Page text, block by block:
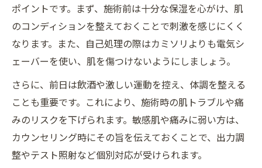
ポイントです。まず、施術前は十分な保湿を心がけ、肌
のコンディションを整えておくことで刺激を感じにくく
なります。また、自己処理の際はカミソリよりも電気シ
ェーバーを使い、肌を傷つけないようにしましょう。
さらに、前日は飲酒や激しい運動を控え、体調を整える
ことも重要です。これにより、施術時の肌トラブルや痛
みのリスクを下げられます。敏感肌や痛みに弱い方は、
カウンセリング時にその旨を伝えておくことで、出力調
整やテスト照射など個別対応が受けられます。